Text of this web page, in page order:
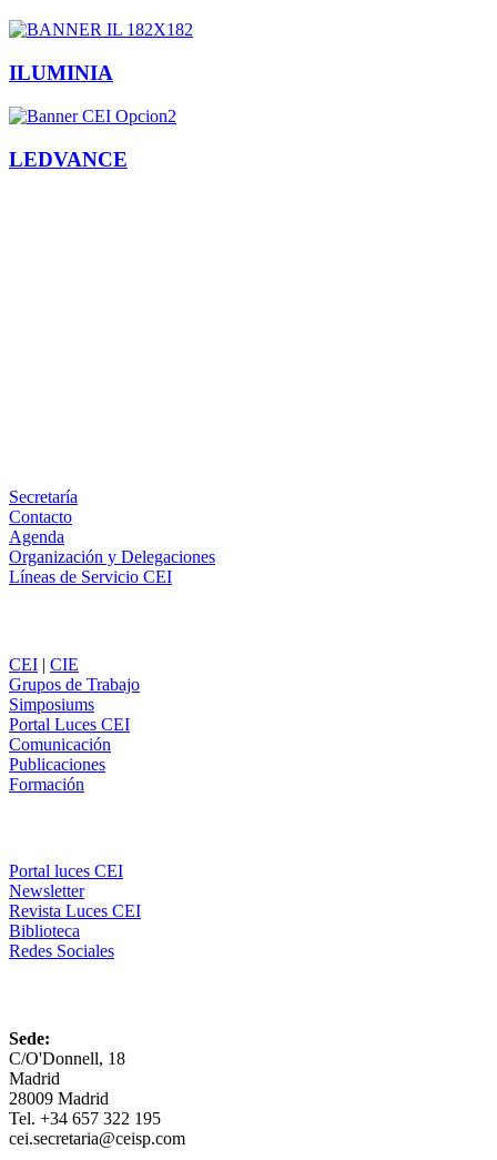
ILUMINIA
LEDVANCE
Secretaría
Contacto
Agenda
Organización y Delegaciones
Líneas de Servicio CEI
CEI | CIE
Grupos de Trabajo
Simposiums
Portal Luces CEI
Comunicación
Publicaciones
Formación
Portal luces CEI
Newsletter
Revista Luces CEI
Biblioteca
Redes Sociales
Sede:
C/O'Donnell, 18
Madrid
28009 Madrid
Tel. +34 657 322 195
cei.secretaria@ceisp.com